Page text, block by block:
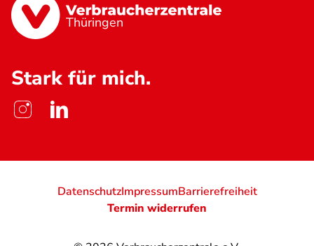
Thüringen
Stark für mich.
DatenschutzImpressumBarrierefreiheit
Termin widerrufen